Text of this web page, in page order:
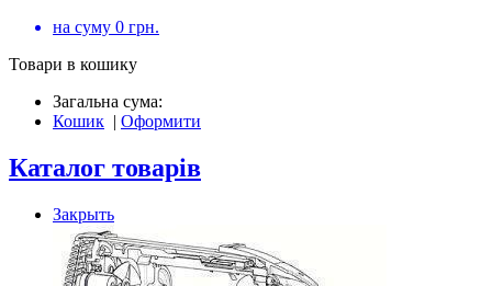
на суму 0 грн.
Товари в кошику
Загальна сума:
Кошик | Оформити
Каталог товарів
Закрыть